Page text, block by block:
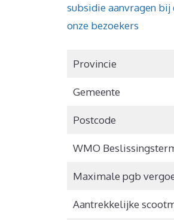
subsidie aanvragen
onze bezoekers
Provincie
Gemeente
Postcode
WMO
Maximale pgb
Aantrekkelijke